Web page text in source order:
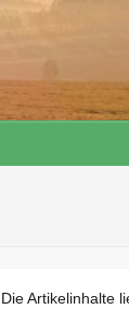
Die Artikelinhalte